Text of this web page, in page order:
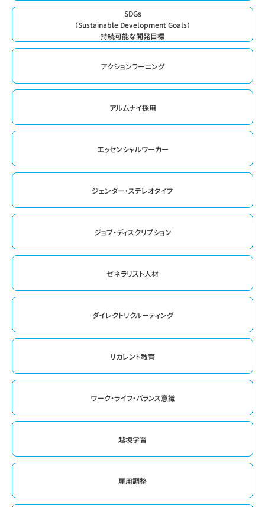
SDGs
（Sustainable Development Goals）
持続可能な開発目標
アクションラーニング
アルムナイ採用
エッセンシャルワーカー
ジェンダー・ステレオタイプ
ジョブ・ディスクリプション
ゼネラリスト人材
ダイレクトリクルーティング
リカレント教育
ワーク・ライフ・バランス意識
越境学習
雇用調整